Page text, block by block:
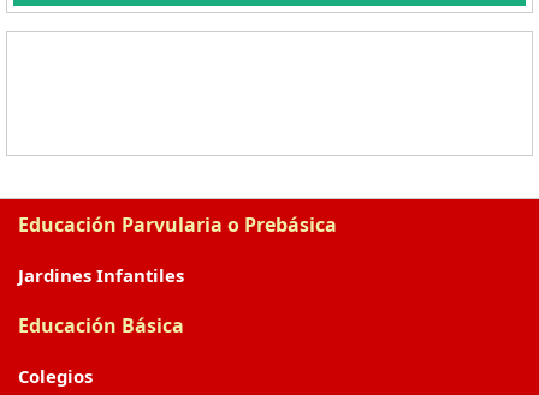
Educación Parvularia o Prebásica
Jardines Infantiles
Educación Básica
Colegios